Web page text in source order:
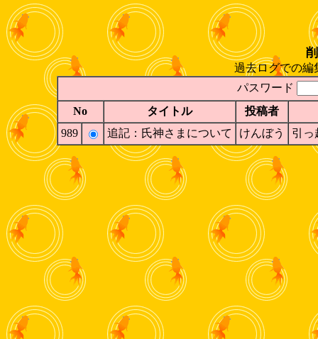
過去ログでの編
パスワード
No
タイトル
投稿者
989
追記：氏神さまについて けんぼう 引っ